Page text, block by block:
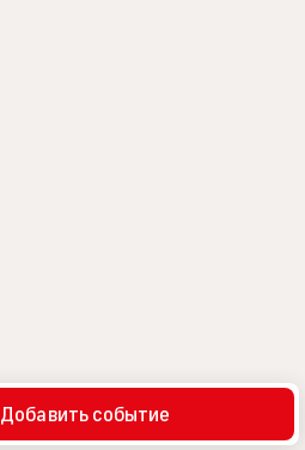
Добавить событие